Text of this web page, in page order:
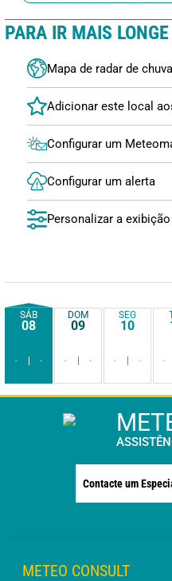
PARA IR MAIS LONGE
Mapa de radar de chuva
Configurar um
Configurar um alerta
Personalizar a
SÁB
08
- -
DOM
09
- -
SEG
10
- - -
Contacte um
METEO CONSULT